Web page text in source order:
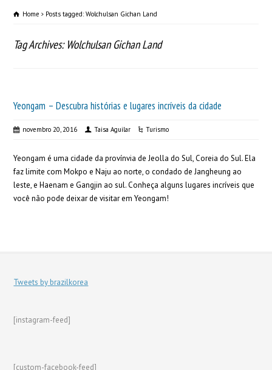
Home Posts tagged: Wolchulsan Gichan Land
Tag Archives: Wolchulsan Gichan Land
Yeongam – Descubra histórias e lugares incríveis da cidade
novembro 20, 2016 Taisa Aguilar Turismo
Yeongam é uma cidade da provínvia de Jeolla do Sul, Coreia do Sul. Ela
faz limite com Mokpo e Naju ao norte, o condado de Jangheung ao
leste, e Haenam e Gangjin ao sul. Conheça alguns lugares incríveis que
você não pode deixar de visitar em Yeongam!
Tweets by brazilkorea
[instagram-feed]
[custom-facebook-feed]